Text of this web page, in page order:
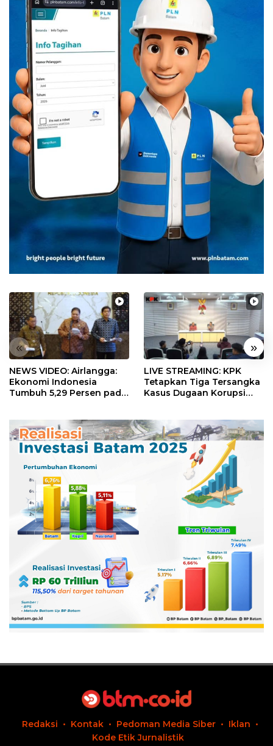
« »
NEWS VIDEO: Airlangga:
Ekonomi Indonesia
Tumbuh 5,29 Persen pada
LIVE STREAMING: KPK
Tetapkan Tiga Tersangka
Kasus Dugaan Korupsi
Redaksi Kontak Pedoman Media Siber
Iklan
Kode Etik Jurnalistik